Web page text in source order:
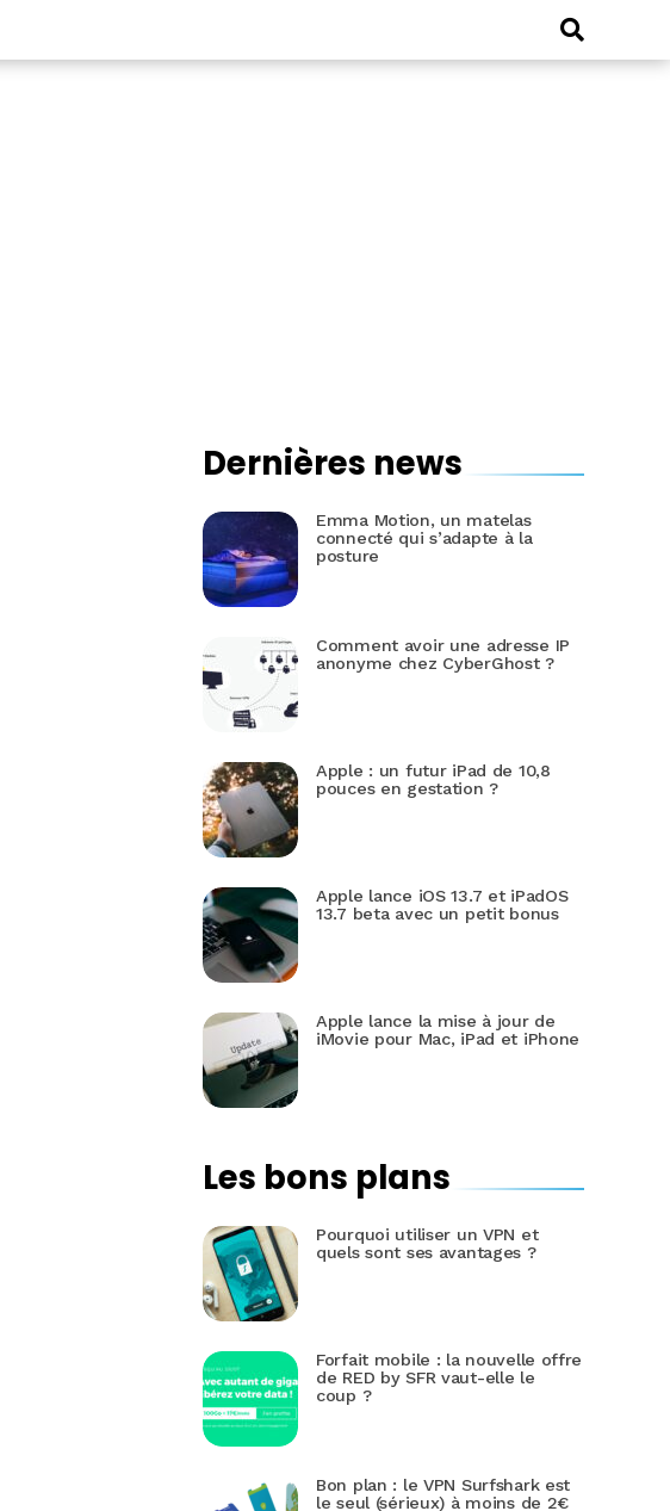
Dernières news
Emma Motion, un matelas
connecté qui s’adapte à la
posture
Comment avoir une adresse IP
anonyme chez CyberGhost ?
Apple : un futur iPad de 10,8
pouces en gestation ?
Apple lance iOS 13.7 et iPadOS
13.7 beta avec un petit bonus
Apple lance la mise à jour de
iMovie pour Mac, iPad et iPhone
Les bons plans
Pourquoi utiliser un VPN et
quels sont ses avantages ?
Forfait mobile : la nouvelle offre
de RED by SFR vaut-elle le
coup ?
Bon plan : le VPN Surfshark est
le seul (sérieux) à moins de 2€